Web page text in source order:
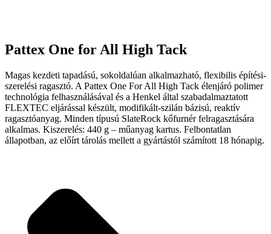
Pattex One for All High Tack
Magas kezdeti tapadású, sokoldalúan alkalmazható, flexibilis építési-
szerelési ragasztó. A Pattex One For All High Tack élenjáró polimer
technológia felhasználásával és a Henkel által szabadalmaztatott
FLEXTEC eljárással készült, modifikált-szilán bázisú, reaktív
ragasztóanyag. Minden típusú SlateRock kőfurnér felragasztására
alkalmas. Kiszerelés: 440 g – műanyag kartus. Felbontatlan
állapotban, az előírt tárolás mellett a gyártástól számított 18 hónapig.